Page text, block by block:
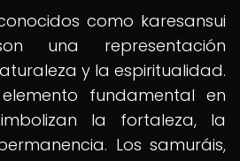
como karesansui
una representación
y la espiritualidad.
fundamental en
la fortaleza, la
Los samuráis,